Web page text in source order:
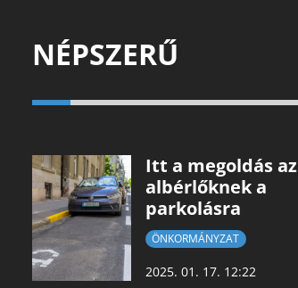
NÉPSZERŰ
Itt a megoldás az
albérlőknek a
parkolásra
ÖNKORMÁNYZAT
2025. 01. 17. 12:22